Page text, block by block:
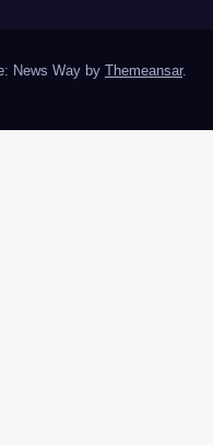
News Way by Themeansar.